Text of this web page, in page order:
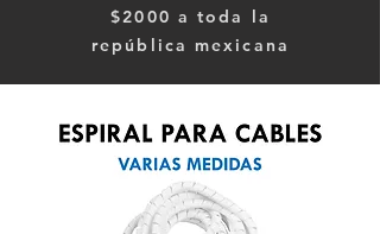
$2000 a toda la
república mexicana